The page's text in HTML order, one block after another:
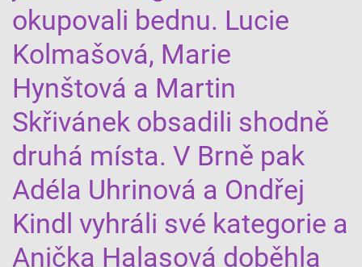
okupovali bednu. Lucie
Kolmašová, Marie
Hynštová a Martin
Skřivánek obsadili shodně
druhá místa. V Brně pak
Adéla Uhrinová a Ondřej
Kindl vyhráli své kategorie a
Anička Halasová doběhla